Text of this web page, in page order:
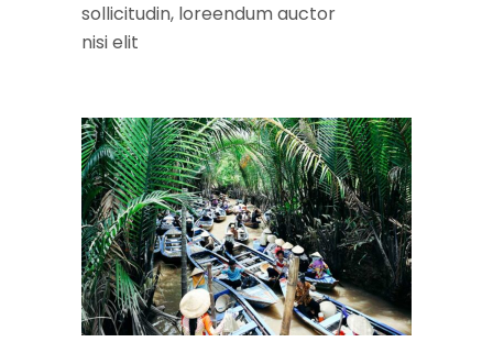
sollicitudin, loreendum auctor
nisi elit